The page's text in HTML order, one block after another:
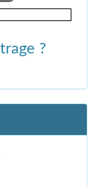
?